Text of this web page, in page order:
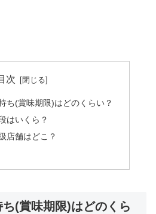
次
ち(賞味期限)はどのくらい？
はいくら？
店舗はどこ？
(賞味期限)はどのくら